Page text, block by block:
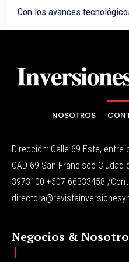
Con los avances
NOSOTROS
Dirección: Calle 69 Este, entre
CAD 69 San Francisco
3973100 +507 66333458 /
Negocios &